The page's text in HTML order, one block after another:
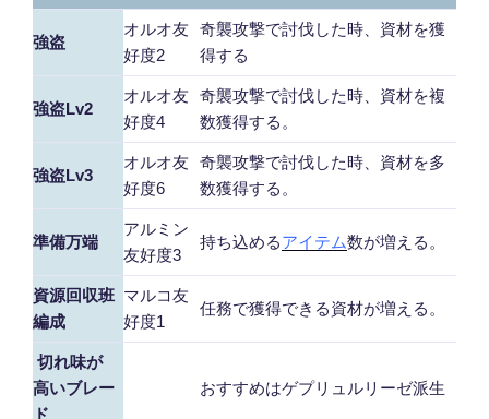
強盗
オルオ友
好度2
奇襲攻撃で討伐した時、資材を獲
得する
強盗Lv2
オルオ友
好度4
奇襲攻撃で討伐した時、資材を複
数獲得する。
強盗Lv3
オルオ友
好度6
奇襲攻撃で討伐した時、資材を多
数獲得する。
準備万端
アルミン
友好度3
持ち込めるアイテム数が増える。
資源回収班
編成
マルコ友
好度1
任務で獲得できる資材が増える。
切れ味が
高いブレー
ド
おすすめはゲプリュルリーゼ派生